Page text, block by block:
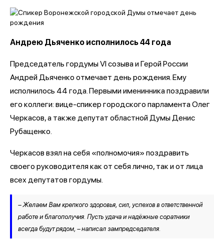
Андрею Дьяченко исполнилось 44 года
Председатель гордумы VI созыва и Герой России
Андрей Дьяченко отмечает день рождения. Ему
исполнилось 44 года. Первыми именинника поздравили
его коллеги: вице-спикер городского парламента Олег
Черкасов, а также депутат областной Думы Денис
Рубащенко.
Черкасов взял на себя «полномочия» поздравить
своего руководителя как от себя лично, так и от лица
всех депутатов гордумы.
– Желаем Вам крепкого здоровья, сил, успехов в ответственной
работе и благополучия. Пусть удача и надёжные соратники
всегда будут рядом, – написал зампредседателя.